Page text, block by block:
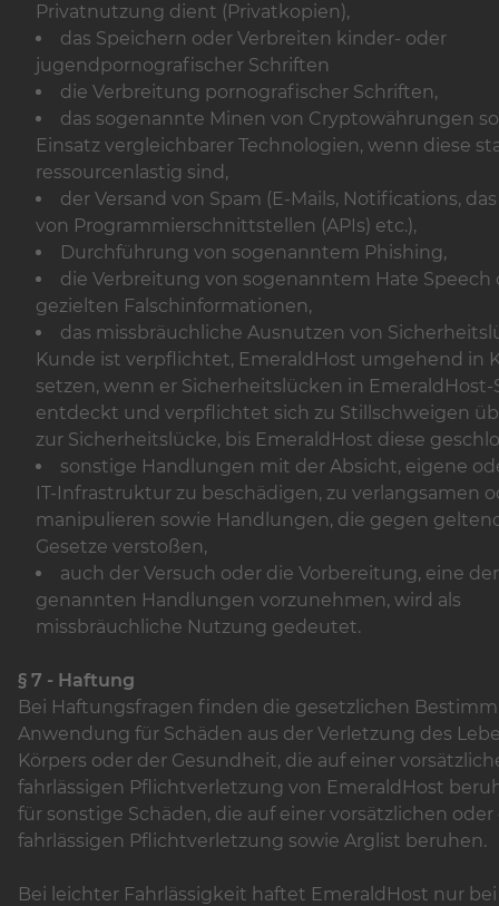
Privatnutzung dient (Privatkopien),
das Speichern oder Verbreiten kinder- oder
jugendpornografischer Schriften
die Verbreitung pornografischer Schriften,
das sogenannte Minen von Cryptowährungen
Einsatz vergleichbarer Technologien, wenn diese
ressourcenlastig sind,
der Versand von Spam (E-Mails, Notifications,
von Programmierschnittstellen (APIs) etc.),
Durchführung von sogenanntem Phishing,
die Verbreitung von sogenanntem Hate Speech
gezielten Falschinformationen,
das missbräuchliche Ausnutzen von
Kunde ist verpflichtet, EmeraldHost umgehend in
setzen, wenn er Sicherheitslücken in
entdeckt und verpflichtet sich zu Stillschweigen
zur Sicherheitslücke, bis EmeraldHost diese
sonstige Handlungen mit der Absicht, eigene
IT-Infrastruktur zu beschädigen, zu verlangsamen
manipulieren sowie Handlungen, die gegen
Gesetze verstoßen,
auch der Versuch oder die Vorbereitung, eine
genannten Handlungen vorzunehmen, wird als
missbräuchliche Nutzung gedeutet.
§ 7 - Haftung
Bei Haftungsfragen finden die gesetzlichen
Anwendung für Schäden aus der Verletzung des
Körpers oder der Gesundheit, die auf einer
fahrlässigen Pflichtverletzung von EmeraldHost
für sonstige Schäden, die auf einer vorsätzlichen oder
fahrlässigen Pflichtverletzung sowie Arglist beruhen.
Bei leichter Fahrlässigkeit haftet EmeraldHost nur